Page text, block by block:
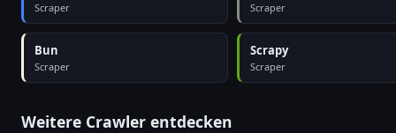
Scraper Scraper
Bun
Scraper
Scrapy
Scraper
Weitere Crawler entdecken